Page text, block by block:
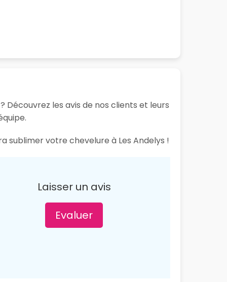
Découvrez les avis de nos clients et leurs
sublimer votre chevelure à Les Andelys !
Laisser un avis
Evaluer